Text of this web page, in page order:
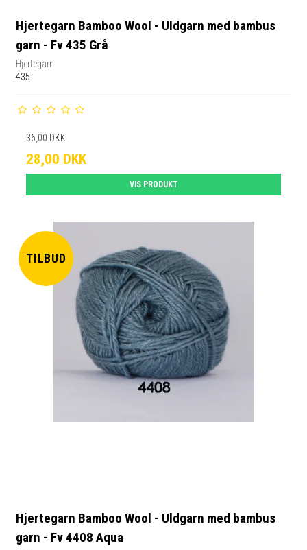
Hjertegarn Bamboo Wool - Uldgarn med bambus
garn - Fv 435 Grå
Hjertegarn
435
36,00 DKK
28,00 DKK
VIS PRODUKT
TILBUD
Hjertegarn Bamboo Wool - Uldgarn med bambus
garn - Fv 4408 Aqua